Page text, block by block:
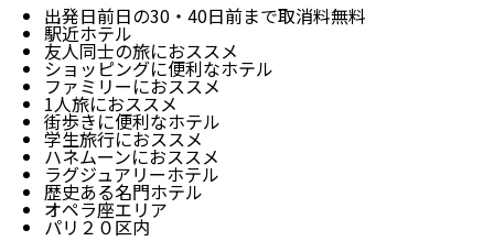
出発日前日の30・40日前まで取消料無料
駅近ホテル
友人同士の旅におススメ
ショッピングに便利なホテル
ファミリーにおススメ
1人旅におススメ
街歩きに便利なホテル
学生旅行におススメ
ハネムーンにおススメ
ラグジュアリーホテル
歴史ある名門ホテル
オペラ座エリア
パリ２０区内